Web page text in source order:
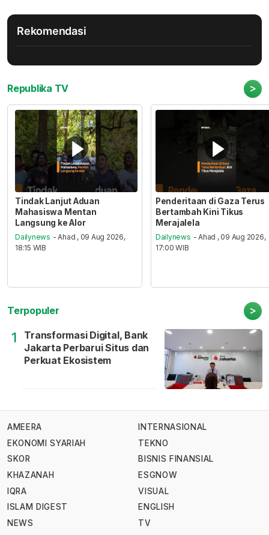
Rekomendasi
Republika TV >
Tindak Lanjut Aduan
Mahasiswa Mentan
Langsung ke Alor
Dailynews - Ahad , 09 Aug 2026,
18:15 WIB
Penderitaan di Gaza Terus
Bertambah Kini Tikus
Merajalela
Dailynews - Ahad , 09 Aug 2026,
17:00 WIB
Terpopuler >
1
Transformasi Digital, Bank
Jakarta Perbarui Situs dan
Perkuat Ekosistem
AMEERA
EKONOMI SYARIAH
SKOR
KHAZANAH
IQRA
ISLAM DIGEST
NEWS
INTERNASIONAL
TEKNO
BISNIS FINANSIAL
ESGNOW
VISUAL
ENGLISH
TV